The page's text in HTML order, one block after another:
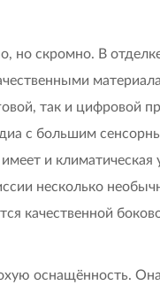
но скромно. В
так и цифровой
с большим
и климатическая
несколько
качественной
оснащённость.